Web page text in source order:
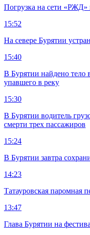
Погрузка на сети «РЖД»
15:52
На севере Бурятии
15:40
В Бурятии найдено тело
упавшего в реку
15:30
В Бурятии водитель
смерти трех пассажиров
15:24
В Бурятии завтра
14:23
Татауровская паромная
13:47
Глава Бурятии на